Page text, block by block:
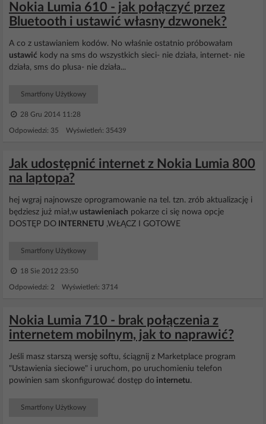
Nokia Lumia 610 - jak połączyć przez
Bluetooth i ustawić własny dzwonek?
A co z ustawianiem kodów. No właśnie ostatnio próbowałam
ustawić kody na sms do wszystkich sieci- nie działa, internet- nie
działa, sms do plusa- nie działa...
Smartfony Użytkowy
28 Gru 2014 11:28
Odpowiedzi: 35 Wyświetleń: 35439
Jak udostępnić internet z Nokia Lumia 800
na laptopa?
hej wgraj najnowsze oprogramowanie na tel. tzn. zrób aktualizację i
będziesz już miał,w ustawieniach pokarze ci się nowa opcje
DOSTĘP DO INTERNETU ,WŁĄCZ I GOTOWE
Smartfony Użytkowy
18 Sie 2012 23:50
Odpowiedzi: 2 Wyświetleń: 3714
Nokia Lumia 710 - brak połączenia z
internetem mobilnym, jak to naprawić?
Jeśli masz starszą wersję softu, ściągnij z Marketplace program
"Ustawienia sieciowe" i uruchom, po uruchomieniu telefon
powinien sam skonfigurować dostęp do internetu.
Smartfony Użytkowy